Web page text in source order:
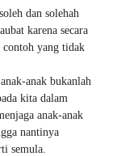
dan solehah
karena secara
contoh yang tidak
anak bukanlah
kita dalam
anak-anak
nantinya
semula.